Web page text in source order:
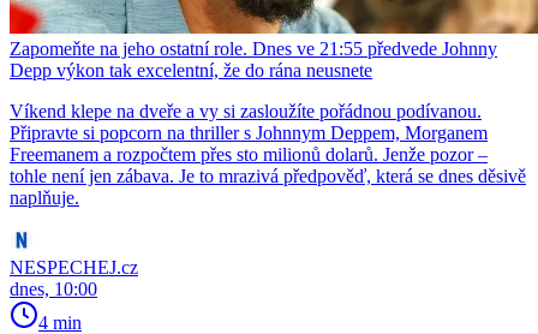
Zapomeňte na jeho ostatní role. Dnes ve 21:55 předvede Johnny
Depp výkon tak excelentní, že do rána neusnete
Víkend klepe na dveře a vy si zasloužíte pořádnou podívanou.
Připravte si popcorn na thriller s Johnnym Deppem, Morganem
Freemanem a rozpočtem přes sto milionů dolarů. Jenže pozor –
tohle není jen zábava. Je to mrazivá předpověď, která se dnes děsivě
naplňuje.
NESPECHEJ.cz
dnes, 10:00
4 min